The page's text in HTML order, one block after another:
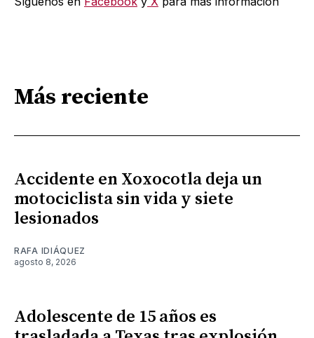
Más reciente
Accidente en Xoxocotla deja un
motociclista sin vida y siete
lesionados
RAFA IDIÁQUEZ
agosto 8, 2026
Adolescente de 15 años es